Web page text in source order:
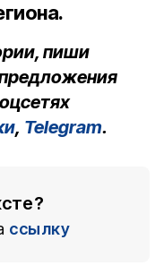
пиши
, Telegram.
ссылку